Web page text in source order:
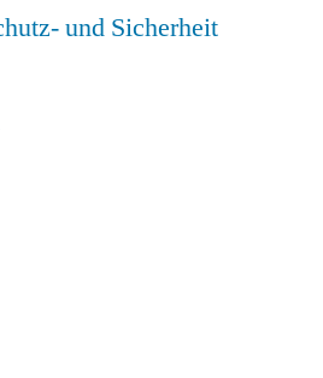
und Sicherheit